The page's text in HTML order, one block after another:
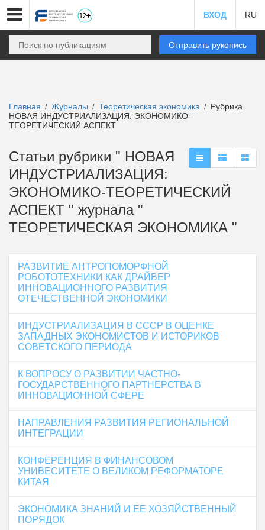
ВХОД RU
Отправить рукопись
Главная / Журналы / Теоретическая экономика / Рубрика
НОВАЯ ИНДУСТРИАЛИЗАЦИЯ: ЭКОНОМИКО-
ТЕОРЕТИЧЕСКИЙ АСПЕКТ
Статьи рубрики " НОВАЯ
ИНДУСТРИАЛИЗАЦИЯ:
ЭКОНОМИКО-ТЕОРЕТИЧЕСКИЙ
АСПЕКТ " журнала "
ТЕОРЕТИЧЕСКАЯ ЭКОНОМИКА "
РАЗВИТИЕ АНТРОПОМОРФНОЙ
РОБОТОТЕХНИКИ КАК ДРАЙВЕР
ИННОВАЦИОННОГО РАЗВИТИЯ
ОТЕЧЕСТВЕННОЙ ЭКОНОМИКИ
ИНДУСТРИАЛИЗАЦИЯ В СССР В ОЦЕНКЕ
ЗАПАДНЫХ ЭКОНОМИСТОВ И ИСТОРИКОВ
СОВЕТСКОГО ПЕРИОДА
К ВОПРОСУ О РАЗВИТИИ ЧАСТНО-
ГОСУДАРСТВЕННОГО ПАРТНЕРСТВА В
ИННОВАЦИОННОЙ СФЕРЕ
НАПРАВЛЕНИЯ РАЗВИТИЯ РЕГИОНАЛЬНОЙ
ИНТЕГРАЦИИ
КОНФЕРЕНЦИЯ В ФИНАНСОВОМ
УНИВЕСИТЕТЕ О ВЕЛИКОМ РЕФОРМАТОРЕ
КИТАЯ
ЭКОНОМИКА ЗНАНИЙ И ЕЕ ХОЗЯЙСТВЕННЫЙ
ПОРЯДОК